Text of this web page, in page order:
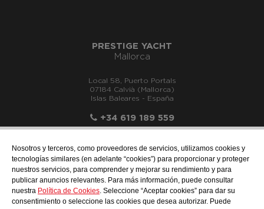
Nosotros y terceros, como proveedores de servicios, utilizamos cookies y
tecnologías similares (en adelante “cookies”) para proporcionar y proteger
nuestros servicios, para comprender y mejorar su rendimiento y para
publicar anuncios relevantes. Para más información, puede consultar
nuestra Política de Cookies. Seleccione “Aceptar cookies” para dar su
consentimiento o seleccione las cookies que desea autorizar. Puede
PRESTIGE YACHT
Mallorca
Local 58, Puerto Portals
07184 Calvià (Mallorca)
Islas Baleares - España
+34 619 189 559
info@motonauticallonch.com